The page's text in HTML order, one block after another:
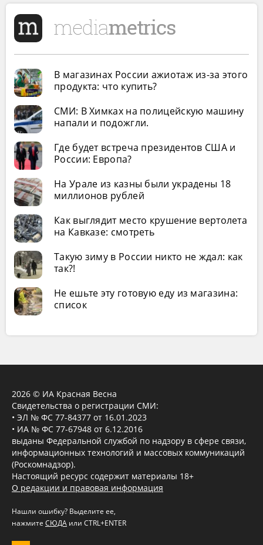
В магазинах России ажиотаж из-за этого
продукта: что купить?
СМИ: В Химках на полицейскую машину
напали и подожгли.
Где будет встреча президентов США и
России: Европа?
На Урале из казны были украдены 18
миллионов рублей
Как выглядит место крушение вертолета
на Кавказе: смотреть
Такую зиму в России никто не ждал: как
так?!
Не ешьте эту готовую еду из магазина:
список
2026 © ИА Красная Весна
Свидетельства о регистрации СМИ:
• ЭЛ № ФС 77-84377 от 16.01.2023
• ИА № ФС 77-67948 от 6.12.2016
выданы Федеральной службой по надзору в сфере связи,
информационных технологий и массовых коммуникаций
(Роскомнадзор).
Настоящий ресурс содержит материалы 18+
О редакции и правовая информация
Нашли ошибку? Выделите ее,
нажмите СЮДА или CTRL+ENTER